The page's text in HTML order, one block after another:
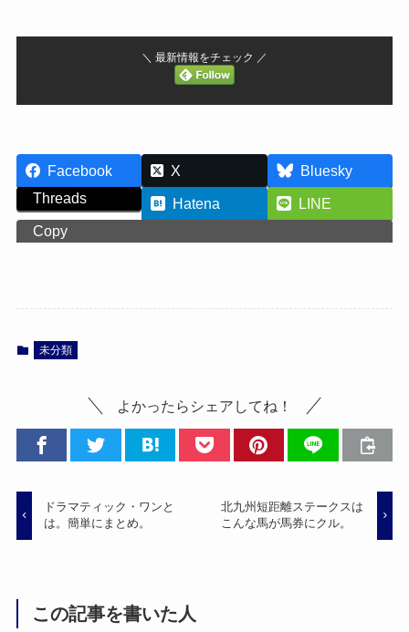
＼ 最新情報をチェック ／
Facebook X
Bluesky
Threads
Hatena
LINE
Copy
未分類
よかったらシェアしてね！
ドラマティック・ワンと
は。簡単にまとめ。
北九州短距離ステークスは
こんな馬が馬券にクル。
この記事を書いた人